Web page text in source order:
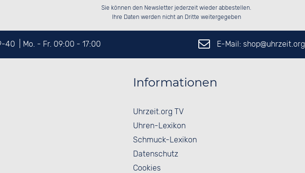
██░░██░░██░░░░░░██░░██░░██░░██░░
██████░░██████░░██████░░██████░░
░░░░██░░░░░░██░░░░░░██░░██░░██░░
Bitte tragen Sie die Zahl in
das nebenstehende Feld ein.
Sie können den Newsletter jederzeit wieder abbestellen.
Ihre Daten werden nicht an Dritte weitergegeben
40 | Mo. - Fr. 09:00 - 17:00 E-Mail: shop@uhrzeit.org
Informationen
Uhrzeit.org TV
Uhren-Lexikon
Schmuck-Lexikon
Datenschutz
Cookies